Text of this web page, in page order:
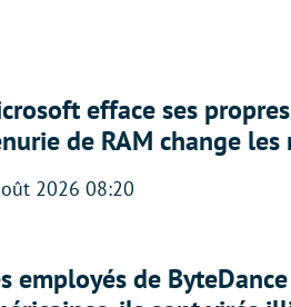
efface ses
de RAM change les
2026 08:20
employés de